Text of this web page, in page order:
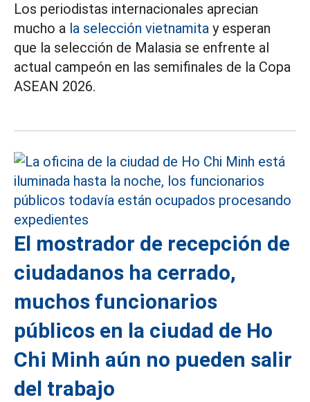
Los periodistas internacionales aprecian
mucho a la selección vietnamita y esperan
que la selección de Malasia se enfrente al
actual campeón en las semifinales de la Copa
ASEAN 2026.
El mostrador de recepción de
ciudadanos ha cerrado,
muchos funcionarios
públicos en la ciudad de Ho
Chi Minh aún no pueden salir
del trabajo